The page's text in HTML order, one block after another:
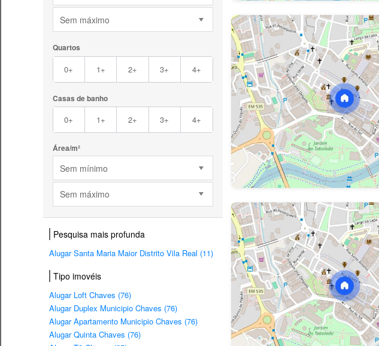
Sem máximo
Quartos
0+ 1+ 2+ 3+ 4+
Casas de banho
0+ 1+ 2+ 3+ 4+
Área/m²
Sem mínimo
Sem máximo
Pesquisa mais profunda
Alugar Santa Maria Maior Distrito Vila Real (11)
Tipo imovéis
Alugar Loft Chaves (76)
Alugar Duplex Municipio Chaves (76)
Alugar Apartamento Municipio Chaves (76)
Alugar Quinta Chaves (76)